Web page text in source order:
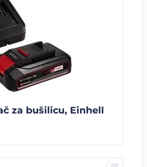
za bušilicu, Einhell